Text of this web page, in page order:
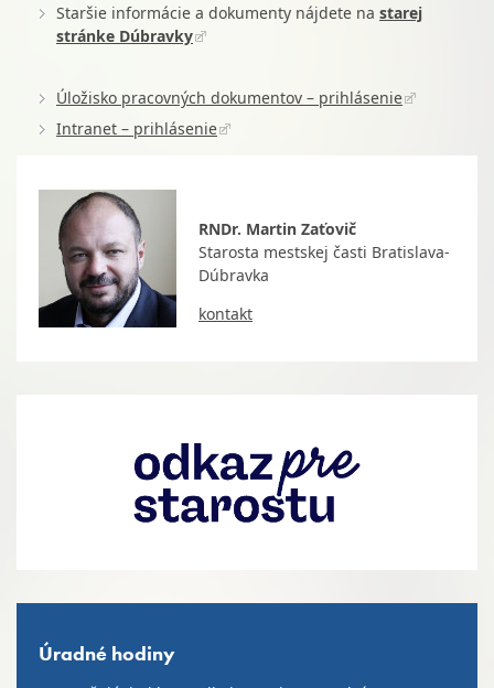
Staršie informácie a dokumenty nájdete na starej
stránke Dúbravky
Úložisko pracovných dokumentov – prihlásenie
Intranet – prihlásenie
RNDr. Martin Zaťovič
Starosta mestskej časti Bratislava-
Dúbravka
kontakt
Úradné hodiny